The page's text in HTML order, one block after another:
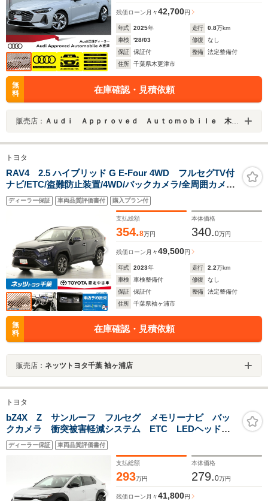
残価ローン 月々42,700円
年式 2025年 走行 0.8万km
車検
'28/03 修復
なし
保証
保証付 整備
法定整備付
住所
千葉県木更津市
無
料
在庫確認・見積依頼
販売店： Ａｕｄｉ Ａｐｐｒｏｖｅｄ Ａｕｔｏｍｏｂｉｌｅ 木更津
トヨタ
RAV4 2.5 ハイブリッド G E-Four 4WD フルセグTV付
ナビ/ETC/盗難防止装置/4WD/バックカメラ/全周囲カメラ/
クルーズコントロール/レーンキープアシスト/ブラインド
スポットモニター/アルミホイール/キーレス/運転席エアバ
ディーラー保証 車両品質評価書付 購入プラン付
支払総額
354.8万円
本体価格
340.0万円
残価ローン 月々49,500円
年式 2023年 走行 2.2万km
車検
車検整備付 修復
なし
保証
保証付 整備
法定整備付
住所
千葉県袖ヶ浦市
無
料
在庫確認・見積依頼
販売店： ネッツトヨタ千葉 袖ヶ浦店
トヨタ
bZ4X Z サンルーフ フルセグ メモリーナビ バッ
クカメラ 衝突被害軽減システム ETC LEDヘッドラ
ンプ ミュージックプレイヤー接続可 記録簿 安全装
備 オートクルーズコントロール 電動シート ナビ
ディーラー保証 車両品質評価書付
支払総額
293万円
本体価格
279.0万円
残価ローン 月々41,800円